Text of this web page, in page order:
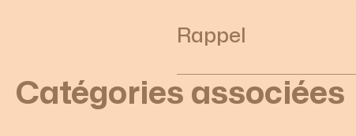
Rappel
Catégories associées